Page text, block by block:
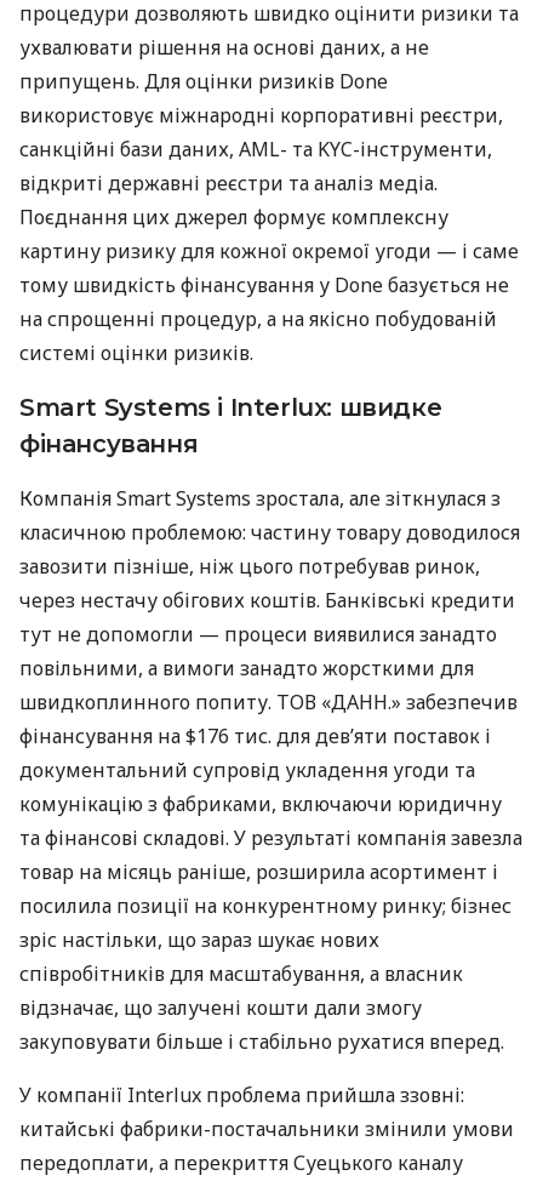
процедури дозволяють швидко оцінити ризики та
ухвалювати рішення на основі даних, а не
припущень. Для оцінки ризиків Done
використовує міжнародні корпоративні реєстри,
санкційні бази даних, AML- та KYC-інструменти,
відкриті державні реєстри та аналіз медіа.
Поєднання цих джерел формує комплексну
картину ризику для кожної окремої угоди — і саме
тому швидкість фінансування у Done базується не
на спрощенні процедур, а на якісно побудованій
системі оцінки ризиків.
Smart Systems і Interlux: швидке
фінансування
Компанія Smart Systems зростала, але зіткнулася з
класичною проблемою: частину товару доводилося
завозити пізніше, ніж цього потребував ринок,
через нестачу обігових коштів. Банківські кредити
тут не допомогли — процеси виявилися занадто
повільними, а вимоги занадто жорсткими для
швидкоплинного попиту. ТОВ «ДАНН.» забезпечив
фінансування на $176 тис. для дев’яти поставок і
документальний супровід укладення угоди та
комунікацію з фабриками, включаючи юридичну
та фінансові складові. У результаті компанія завезла
товар на місяць раніше, розширила асортимент і
посилила позиції на конкурентному ринку; бізнес
зріс настільки, що зараз шукає нових
співробітників для масштабування, а власник
відзначає, що залучені кошти дали змогу
закуповувати більше і стабільно рухатися вперед.
У компанії Interlux проблема прийшла ззовні:
китайські фабрики-постачальники змінили умови
передоплати, а перекриття Суецького каналу